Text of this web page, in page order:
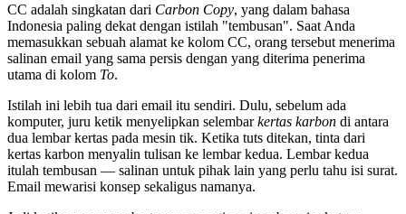
CC adalah singkatan dari Carbon Copy, yang dalam bahasa
Indonesia paling dekat dengan istilah "tembusan". Saat Anda
memasukkan sebuah alamat ke kolom CC, orang tersebut menerima
salinan email yang sama persis dengan yang diterima penerima
utama di kolom To.
Istilah ini lebih tua dari email itu sendiri. Dulu, sebelum ada
komputer, juru ketik menyelipkan selembarkertas karbon di antara
dua lembar kertas pada mesin tik. Ketika tuts ditekan, tinta dari
kertas karbon menyalin tulisan ke lembar kedua. Lembar kedua
itulah tembusan — salinan untuk pihak lain yang perlu tahu isi surat.
Email mewarisi konsep sekaligus namanya.